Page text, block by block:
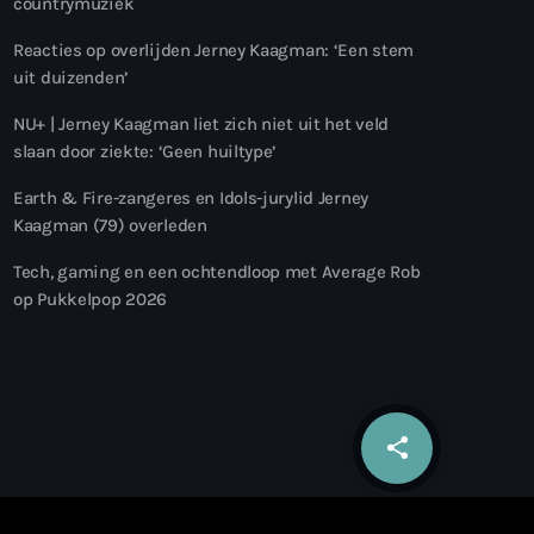
share
email
Reacties op overlijden Jerney Kaagman: ‘Een stem
uit duizenden’
NU+ | Jerney Kaagman liet zich niet uit het veld
slaan door ziekte: ‘Geen huiltype’
Earth & Fire-zangeres en Idols-jurylid Jerney
Kaagman (79) overleden
Tech, gaming en een ochtendloop met Average Rob
op Pukkelpop 2026